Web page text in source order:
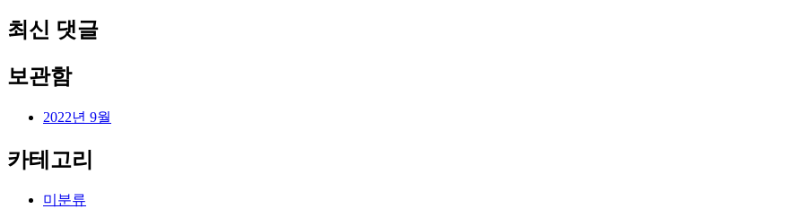
최신 댓글
보관함
2022년 9월
카테고리
미분류